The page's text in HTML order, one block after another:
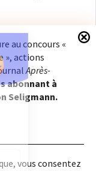
vous
Fondation
de
vous
au concours «
», actions
Après-
abonnant à
Seligmann.
vous consentez